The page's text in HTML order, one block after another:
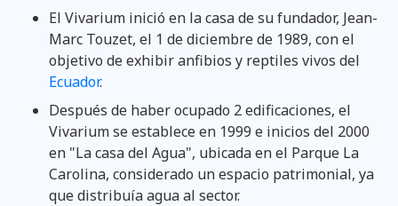
El Vivarium inició en la casa de su fundador, Jean-
Marc Touzet, el 1 de diciembre de 1989, con el
objetivo de exhibir anfibios y reptiles vivos del
Ecuador.
Después de haber ocupado 2 edificaciones, el
Vivarium se establece en 1999 e inicios del 2000
en "La casa del Agua", ubicada en el Parque La
Carolina, considerado un espacio patrimonial, ya
que distribuía agua al sector.